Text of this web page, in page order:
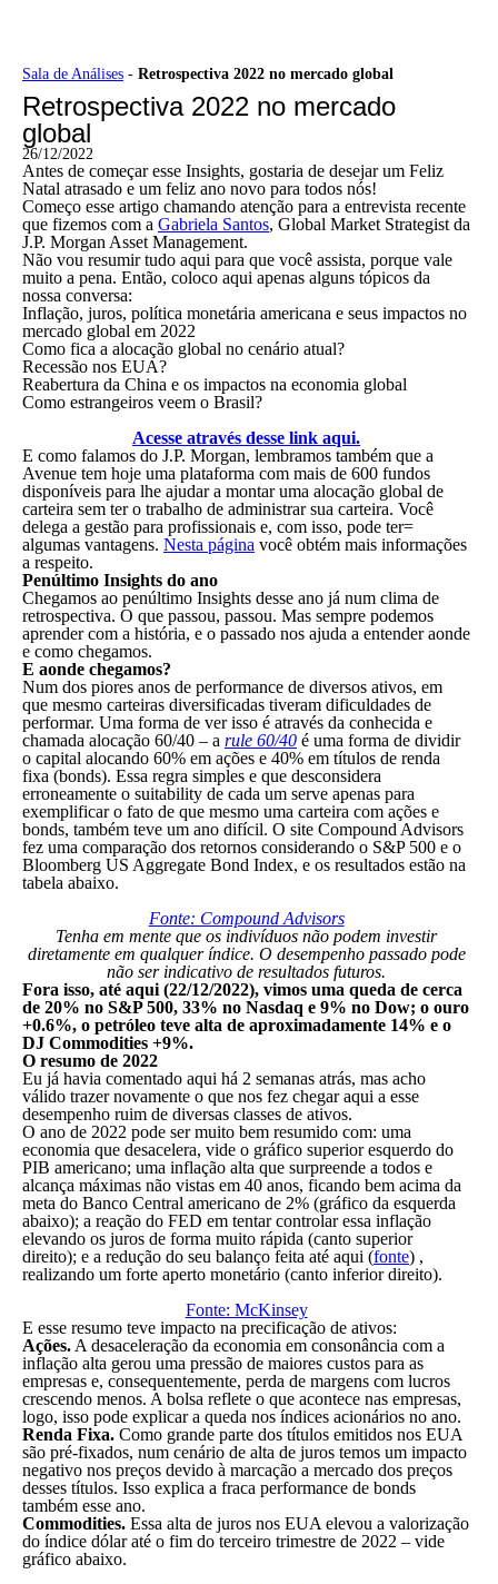
Ir
o
conteúdo
Sala de Análises - Retrospectiva 2022 no mercado global
Retrospectiva 2022 no mercado
global
26/12/2022
Antes de começar esse Insights, gostaria de desejar um Feliz
Natal atrasado e um feliz ano novo para todos nós!
Começo esse artigo chamando atenção para a entrevista recente
que fizemos com a Gabriela Santos, Global Market Strategist da
J.P. Morgan Asset Management.
Não vou resumir tudo aqui para que você assista, porque vale
muito a pena. Então, coloco aqui apenas alguns tópicos da
nossa conversa:
Inflação, juros, política monetária americana e seus impactos no
mercado global em 2022
Como fica a alocação global no cenário atual?
Recessão nos EUA?
Reabertura da China e os impactos na economia global
Como estrangeiros veem o Brasil?
Acesse através desse link aqui.
E como falamos do J.P. Morgan, lembramos também que a
Avenue tem hoje uma plataforma com mais de 600 fundos
disponíveis para lhe ajudar a montar uma alocação global de
carteira sem ter o trabalho de administrar sua carteira. Você
delega a gestão para profissionais e, com isso, pode ter=
algumas vantagens. Nesta página você obtém mais informações
a respeito.
Penúltimo Insights do ano
Chegamos ao penúltimo Insights desse ano já num clima de
retrospectiva. O que passou, passou. Mas sempre podemos
aprender com a história, e o passado nos ajuda a entender aonde
e como chegamos.
E aonde chegamos?
Num dos piores anos de performance de diversos ativos, em
que mesmo carteiras diversificadas tiveram dificuldades de
performar. Uma forma de ver isso é através da conhecida e
chamada alocação 60/40 – a rule 60/40 é uma forma de dividir
o capital alocando 60% em ações e 40% em títulos de renda
fixa (bonds). Essa regra simples e que desconsidera
erroneamente o suitability de cada um serve apenas para
exemplificar o fato de que mesmo uma carteira com ações e
bonds, também teve um ano difícil. O site Compound Advisors
fez uma comparação dos retornos considerando o S&P 500 e o
Bloomberg US Aggregate Bond Index, e os resultados estão na
tabela abaixo.
Fonte: Compound Advisors
Tenha em mente que os indivíduos não podem investir
diretamente em qualquer índice. O desempenho passado pode
não ser indicativo de resultados futuros.
Fora isso, até aqui (22/12/2022), vimos uma queda de cerca
de 20% no S&P 500, 33% no Nasdaq e 9% no Dow; o ouro
+0.6%, o petróleo teve alta de aproximadamente 14% e o
DJ Commodities +9%.
O resumo de 2022
Eu já havia comentado aqui há 2 semanas atrás, mas acho
válido trazer novamente o que nos fez chegar aqui a esse
desempenho ruim de diversas classes de ativos.
O ano de 2022 pode ser muito bem resumido com: uma
economia que desacelera, vide o gráfico superior esquerdo do
PIB americano; uma inflação alta que surpreende a todos e
alcança máximas não vistas em 40 anos, ficando bem acima da
meta do Banco Central americano de 2% (gráfico da esquerda
abaixo); a reação do FED em tentar controlar essa inflação
elevando os juros de forma muito rápida (canto superior
direito); e a redução do seu balanço feita até aqui (fonte) ,
realizando um forte aperto monetário (canto inferior direito).
Fonte: McKinsey
E esse resumo teve impacto na precificação de ativos:
Ações. A desaceleração da economia em consonância com a
inflação alta gerou uma pressão de maiores custos para as
empresas e, consequentemente, perda de margens com lucros
crescendo menos. A bolsa reflete o que acontece nas empresas,
logo, isso pode explicar a queda nos índices acionários no ano.
Renda Fixa. Como grande parte dos títulos emitidos nos EUA
são pré-fixados, num cenário de alta de juros temos um impacto
negativo nos preços devido à marcação a mercado dos preços
desses títulos. Isso explica a fraca performance de bonds
também esse ano.
Commodities. Essa alta de juros nos EUA elevou a valorização
do índice dólar até o fim do terceiro trimestre de 2022 – vide
gráfico abaixo.